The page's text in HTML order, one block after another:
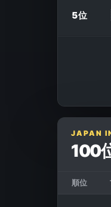
5位
JAPAN
100
順位